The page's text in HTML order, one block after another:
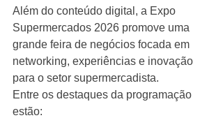
Além do conteúdo digital, a Expo
Supermercados 2026 promove uma
grande feira de negócios focada em
networking, experiências e inovação
para o setor supermercadista.
Entre os destaques da programação
estão: